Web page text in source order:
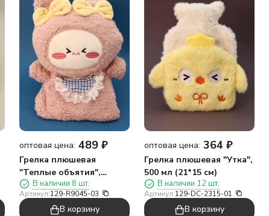
оптовая цена: 489 ₽
Грелка плюшевая
"Теплые объятия",
розовая, 400 мл (30*24
см)
В наличии 8 шт.
Артикул:129-R9045-03
В корзину
оптовая цена: 364 ₽
Грелка плюшевая "Утка",
500 мл (21*15 см)
В наличии 12 шт.
Артикул:129-DC-2315-01
В корзину